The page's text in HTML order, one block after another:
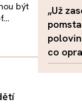
být
„Už
co